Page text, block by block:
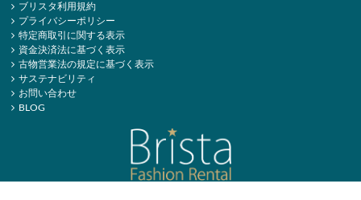
ブリスタ利用規約
プライバシーポリシー
特定商取引に関する表示
資金決済法に基づく表示
古物営業法の規定に基づく表示
サステナビリティ
お問い合わせ
BLOG